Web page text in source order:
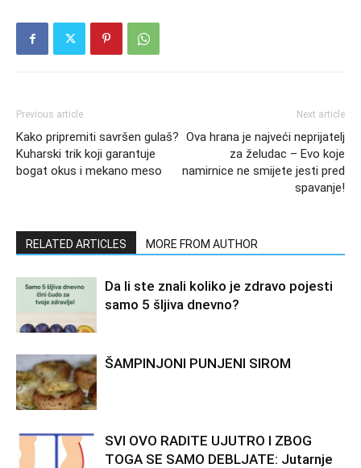
Previous article
Kako pripremiti savršen gulaš?
Kuharski trik koji garantuje
bogat okus i mekano meso
Next article
Ova hrana je najveći neprijatelj
za želudac – Evo koje
namirnice ne smijete jesti pred
spavanje!
RELATED ARTICLES MORE FROM AUTHOR
Da li ste znali koliko je zdravo pojesti
samo 5 šljiva dnevno?
ŠAMPINJONI PUNJENI SIROM
SVI OVO RADITE UJUTRO I ZBOG
TOGA SE SAMO DEBLJATE: Jutarnje